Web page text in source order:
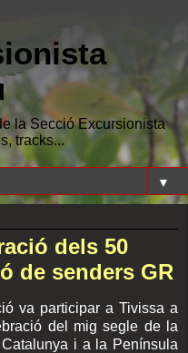
la Secció Excursionista
tracks...
▼
dels 50
de senders GR
va participar a Tivissa a
del mig segle de la
i a la Península